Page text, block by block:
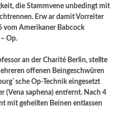
die Stammvene unbedingt mit
Erw ar damit Vorreiter
vom Amerikaner Babcock
Op.
an der Charité Berlin, stellte
offenen Beingeschwüren
Op-Technik eingesetzt
(Vena saphena) entfernt. Nach 4
mit geheilten Beinen entlassen